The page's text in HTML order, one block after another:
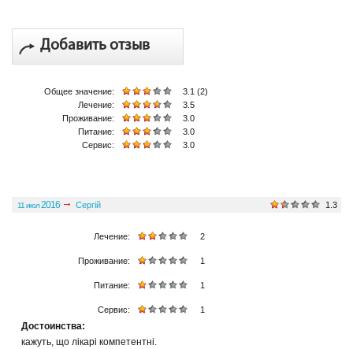
Добавить отзыв
3.1 (2)
Общее значение:
3.5
Лечение:
3.0
Проживание:
3.0
Питание:
3.0
Сервис:
11 июл2016 Сергій
1.3
2
Лечение:
1
Проживание:
1
Питание:
1
Сервис:
Достоинства:
кажуть, що лікарі компетентні.